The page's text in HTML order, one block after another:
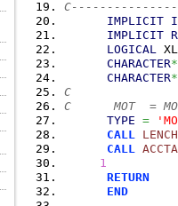
IMPLICIT
IMPLICIT
LOGICAL
CHARACTER*
CHARACTER*
C
C      MOT  =
TYPE =
CALL
CALL
1
RETURN
END